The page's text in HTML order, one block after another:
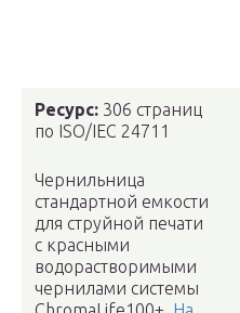
Ресурс: 306 страниц
по ISO/IEC 24711
Чернильница
стандартной емкости
для струйной печати
с красными
водорастворимыми
чернилами системы